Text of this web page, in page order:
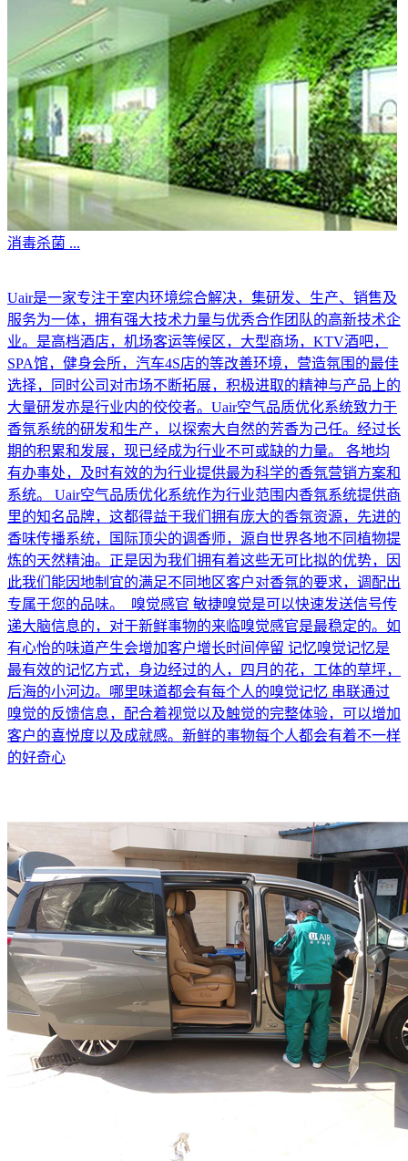
消毒杀菌 ...
Uair是一家专注于室内环境综合解决，集研发、生产、销售及
服务为一体，拥有强大技术力量与优秀合作团队的高新技术企
业。是高档酒店，机场客运等候区，大型商场，KTV酒吧，
SPA馆，健身会所，汽车4S店的等改善环境，营造氛围的最佳
选择，同时公司对市场不断拓展，积极进取的精神与产品上的
大量研发亦是行业内的佼佼者。Uair空气品质优化系统致力于
香氛系统的研发和生产，以探索大自然的芳香为己任。经过长
期的积累和发展，现已经成为行业不可或缺的力量。 各地均
有办事处，及时有效的为行业提供最为科学的香氛营销方案和
系统。 Uair空气品质优化系统作为行业范围内香氛系统提供商
里的知名品牌，这都得益于我们拥有庞大的香氛资源，先进的
香味传播系统，国际顶尖的调香师，源自世界各地不同植物提
炼的天然精油。正是因为我们拥有着这些无可比拟的优势，因
此我们能因地制宜的满足不同地区客户对香氛的要求，调配出
专属于您的品味。 嗅觉感官 敏捷嗅觉是可以快速发送信号传
递大脑信息的，对于新鲜事物的来临嗅觉感官是最稳定的。如
有心怡的味道产生会增加客户增长时间停留 记忆嗅觉记忆是
最有效的记忆方式，身边经过的人，四月的花，工体的草坪，
后海的小河边。哪里味道都会有每个人的嗅觉记忆 串联通过
嗅觉的反馈信息，配合着视觉以及触觉的完整体验，可以增加
客户的喜悦度以及成就感。新鲜的事物每个人都会有着不一样
的好奇心